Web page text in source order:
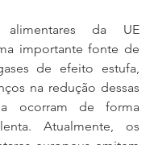
alimentares da UE
importante fonte de
de efeito estufa,
na redução dessas
ocorram de forma
Atualmente, os